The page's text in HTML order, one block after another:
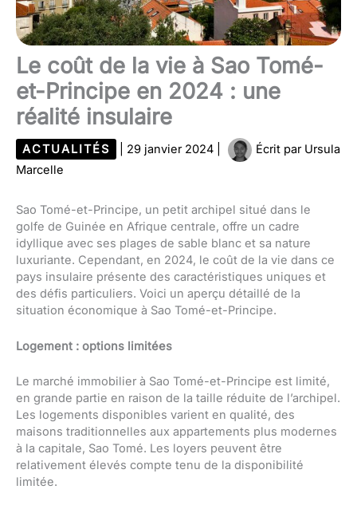
Le coût de la vie à Sao Tomé-
et-Principe en 2024 : une
réalité insulaire
ACTUALITÉS 29 janvier 2024 Écrit par Ursula
Marcelle
Sao Tomé-et-Principe, un petit archipel situé dans le
golfe de Guinée en Afrique centrale, offre un cadre
idyllique avec ses plages de sable blanc et sa nature
luxuriante. Cependant, en 2024, le coût de la vie dans ce
pays insulaire présente des caractéristiques uniques et
des défis particuliers. Voici un aperçu détaillé de la
situation économique à Sao Tomé-et-Principe.
Logement : options limitées
Le marché immobilier à Sao Tomé-et-Principe est limité,
en grande partie en raison de la taille réduite de l’archipel.
Les logements disponibles varient en qualité, des
maisons traditionnelles aux appartements plus modernes
à la capitale, Sao Tomé. Les loyers peuvent être
relativement élevés compte tenu de la disponibilité
limitée.